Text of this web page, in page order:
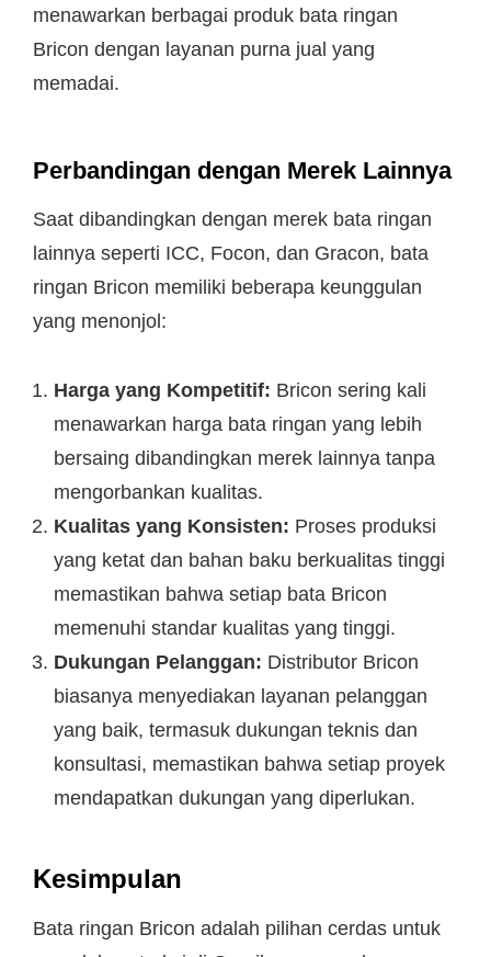
menawarkan berbagai produk bata ringan
Bricon dengan layanan purna jual yang
memadai.
Perbandingan dengan Merek Lainnya
Saat dibandingkan dengan merek bata ringan
lainnya seperti ICC, Focon, dan Gracon, bata
ringan Bricon memiliki beberapa keunggulan
yang menonjol:
Harga yang Kompetitif: Bricon sering kali
menawarkan harga bata ringan yang lebih
bersaing dibandingkan merek lainnya tanpa
mengorbankan kualitas.
Kualitas yang Konsisten: Proses produksi
yang ketat dan bahan baku berkualitas tinggi
memastikan bahwa setiap bata Bricon
memenuhi standar kualitas yang tinggi.
Dukungan Pelanggan: Distributor Bricon
biasanya menyediakan layanan pelanggan
yang baik, termasuk dukungan teknis dan
konsultasi, memastikan bahwa setiap proyek
mendapatkan dukungan yang diperlukan.
Kesimpulan
Bata ringan Bricon adalah pilihan cerdas untuk